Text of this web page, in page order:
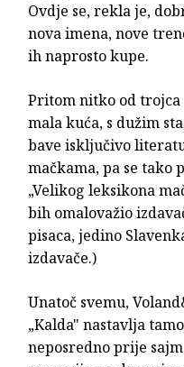
Ovdje se, rekla je,
nova imena, nove
ih naprosto kupe.
Pritom nitko od trojca
mala kuća, s dužim
bave isključivo
mačkama, pa se tako
„Velikog leksikona
bih omalovažio
pisaca, jedino
izdavače.)
Unatoč svemu,
„Kalda" nastavlja
neposredno prije